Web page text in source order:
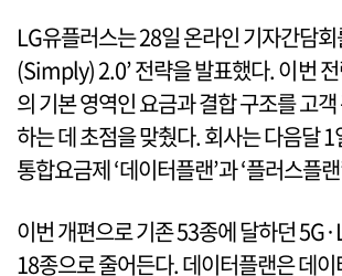
LG유플러스는 28일 온라인 기자간담회
(Simply) 2.0’ 전략을 발표했다. 이번
의 기본 영역인 요금과 결합 구조를 고
하는 데 초점을 맞췄다. 회사는 다음달
통합요금제 ‘데이터플랜’과 ‘플러스플
이번 개편으로 기존 53종에 달하던
18종으로 줄어든다. 데이터플랜은 데